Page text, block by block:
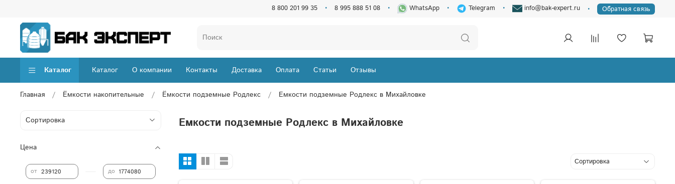
8 800 201 99 35 8 995 888 51 08 WhatsApp Telegram info@bak-expert.ru Обратная связь
Каталог Каталог О компании Контакты Доставка Оплата Статьи Отзывы
Главная Ёмкости накопительные Ёмкости подземные Родлекс Емкости подземные Родлекс в Михайловке
Емкости подземные Родлекс в Михайловке
Цена
от до